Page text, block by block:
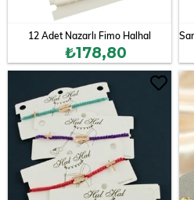
12 Adet Nazarlı Fimo Halhal
₺178,80